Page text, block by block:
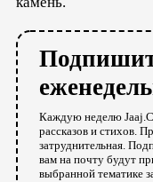
Каждую неделю
рассказов и стихов.
затруднительная.
вам на почту будут
выбранной тематике